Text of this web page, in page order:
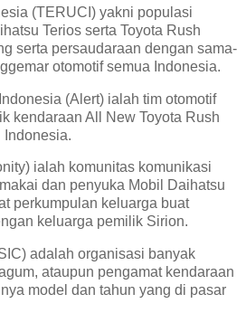
(TERUCI) yakni populasi
Terios serta Toyota Rush
serta persaudaraan dengan sama-
otomotif semua Indonesia.
(Alert) ialah tim otomotif
kendaraan All New Toyota Rush
Indonesia.
ialah komunitas komunikasi
dan penyuka Mobil Daihatsu
perkumpulan keluarga buat
keluarga pemilik Sirion.
adalah organisasi banyak
ataupun pengamat kendaraan
model dan tahun yang di pasar